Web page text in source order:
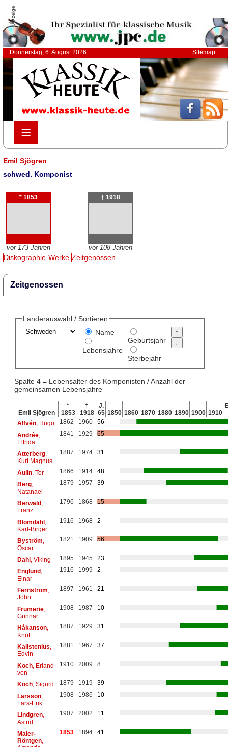
Anzeige
Donnerstag, 6. August 2026 Sitemap
≡
≡
Emil Sjögren
schwed. Komponist
* 1853
vor 173 Jahren
† 1918
vor 108 Jahren
Diskographie Werke Zeitgenossen
Zeitgenossen
Länderauswahl / Sortieren
Name
Lebensjahre
Geburtsjahr
Sterbejahr
Spalte 4 = Lebensalter des Komponisten / Anzahl der
gemeinsamen Lebensjahre
Emil Sjögren
*
1853
†
1918
J.
65 1850 1860 1870 1880 1890 1900 1910
Alfvén, Hugo 1862 1960
56
Andrée,
Elfrida
1841 1929 65
Atterberg,
Kurt Magnus
1887 1974 31
Aulin, Tor 1866 1914
48
Berg,
Natanael
1879 1957 39
Berwald,
Franz
1796 1868 15
Blomdahl,
Karl-Birger
1916 1968 2
Byström
Oscar
1821 1909 56
Dahl, Viking 1895 1945
23
Englund,
Einar
1916 1999 2
Fernström
John
1897 1961 21
Frumerie,
Gunnar
1908 1987 10
Håkanson,
Knut
1887 1929 31
Kallstenius
Edvin
1881 1967 37
Koch, Erland
von
1910 2009 8
Koch, Sigurd 1879 1919
39
Larsson,
Lars-Erik
1908 1986 10
Lindgren,
Astrid
1907 2002 11
Maier-
Röntgen,
1853 1894 41